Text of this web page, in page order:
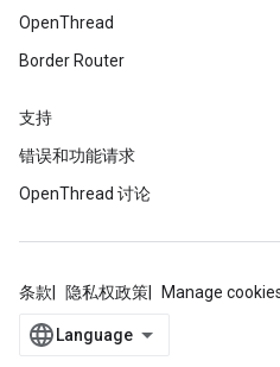
OpenThread
Border Router
支持
错误和功能请求
OpenThread 讨论
条款 隐私权政策 Manage